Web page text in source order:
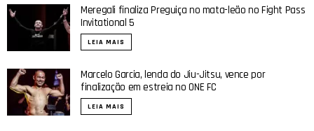
Meregali finaliza Preguiça no mata-leão no Fight Pass
Invitational 5
LEIA MAIS
Marcelo Garcia, lenda do Jiu-Jitsu, vence por
finalização em estreia no ONE FC
LEIA MAIS